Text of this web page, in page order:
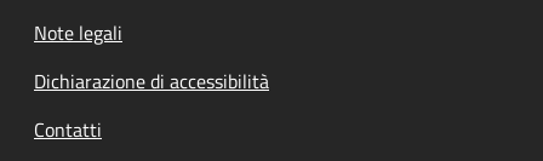
Note legali
Dichiarazione di accessibilità
Contatti